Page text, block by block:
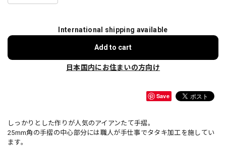
International shipping available
Add to cart
日本国内にお住まいの方向け
Save
しっかりとした作りが人気のアイアンたて手摺。
25mm角の手摺の中心部分には職人が手仕事でタタキ加工を施してい
ます。